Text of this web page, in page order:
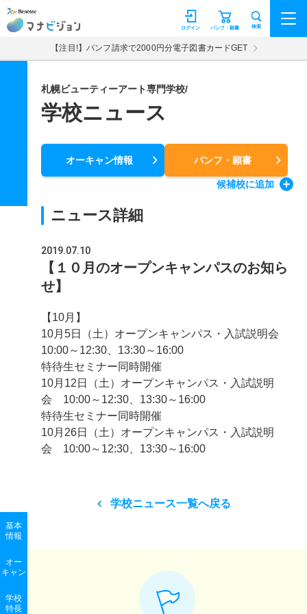
マナビジョン パンフ・願書
ログイン 検索
【注目!】パンフ請求で2000円分電子図書カードGET
札幌ビューティーアート専門学校/
学校ニュース
オーキャン情報 パンフ・願書
候補校に追加
基本
情報
オー
キャン
学校
特長
ニュース詳細
2019.07.10
【１０月のオープンキャンパスのお知ら
せ】
【10月】
10月5日（土）オープンキャンパス・入試説明会
10:00～12:30、13:30～16:00
特待生セミナー同時開催
10月12日（土）オープンキャンパス・入試説明
会 10:00～12:30、13:30～16:00
特待生セミナー同時開催
10月26日（土）オープンキャンパス・入試説明
会 10:00～12:30、13:30～16:00
学校ニュース一覧へ戻る